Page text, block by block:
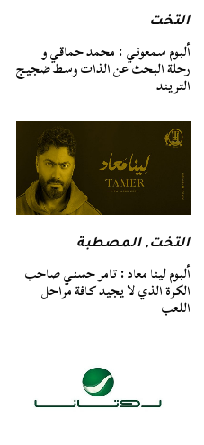
التخت
ألبوم سمعوني : محمد حماقي و
رحلة البحث عن الذات وسط ضجيج
التريند
التخت,المصطبة
ألبوم لينا معاد : تامر حسني صاحب
الكرة الذي لا يجيد كافة مراحل
اللعب